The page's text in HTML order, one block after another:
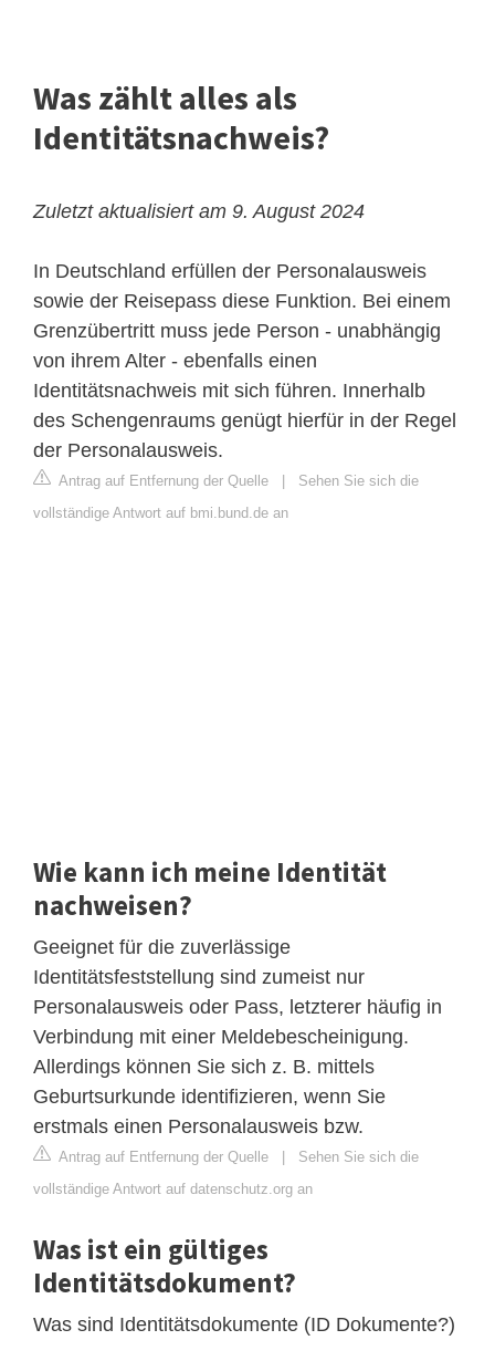
Was zählt alles als
Identitätsnachweis?
Zuletzt aktualisiert am 9. August 2024
In Deutschland erfüllen der Personalausweis
sowie der Reisepass diese Funktion. Bei einem
Grenzübertritt muss jede Person - unabhängig
von ihrem Alter - ebenfalls einen
Identitätsnachweis mit sich führen. Innerhalb
des Schengenraums genügt hierfür in der Regel
der Personalausweis.
Antrag auf Entfernung der Quelle
Sehen Sie sich die
vollständige Antwort auf bmi.bund.de an
Wie kann ich meine Identität
nachweisen?
Geeignet für die zuverlässige
Identitätsfeststellung sind zumeist nur
Personalausweis oder Pass, letzterer häufig in
Verbindung mit einer Meldebescheinigung.
Allerdings können Sie sich z. B. mittels
Geburtsurkunde identifizieren, wenn Sie
erstmals einen Personalausweis bzw.
Antrag auf Entfernung der Quelle
Sehen Sie sich die
vollständige Antwort auf datenschutz.org an
Was ist ein gültiges
Identitätsdokument?
Was sind Identitätsdokumente (ID Dokumente?)